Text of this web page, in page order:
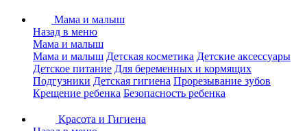
Мама и малыш
Назад в меню
Мама и малыш
Мама и малыш Детская косметика Детские аксессуары
Детское питание Для беременных и кормящих
Подгузники Детская гигиена Прорезывание зубов
Крещение ребенка Безопасность ребенка
Красота и Гигиена